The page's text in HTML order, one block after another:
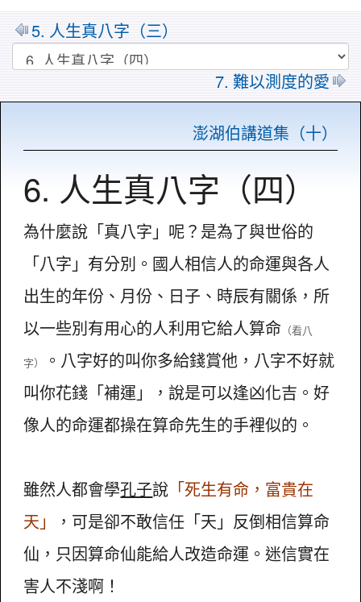
5. 人生真八字（三）
7. 難以測度的愛
澎湖伯講道集（十）
6. 人生真八字（四）
為什麼說「真八字」呢？是為了與世俗的
「八字」有分別。國人相信人的命運與各人
出生的年份、月份、日子、時辰有關係，所
以一些別有用心的人利用它給人算命 （看八
字）
。八字好的叫你多給錢賞他，八字不好就
叫你花錢「補運」，說是可以逢凶化吉。好
像人的命運都操在算命先生的手裡似的。
雖然人都會學孔子說 「死生有命，富貴在
天」
，可是卻不敢信任「天」反倒相信算命
仙，只因算命仙能給人改造命運。迷信實在
害人不淺啊！